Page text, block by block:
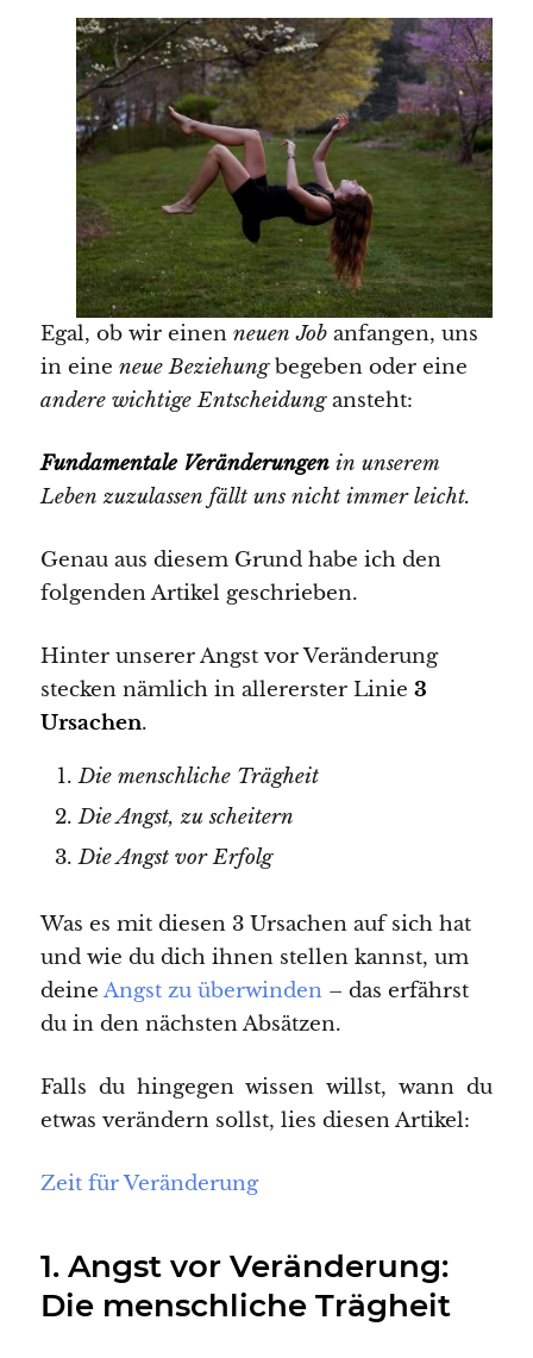
Egal, ob wir einen neuen Job anfangen, uns
in eine neue Beziehungbegeben oder eine
andere wichtige Entscheidungansteht:
Fundamentale Veränderungenin unserem
Leben zuzulassen fällt uns nicht immer leicht.
Genau aus diesem Grund habe ich den
folgenden Artikel geschrieben.
Hinter unserer Angst vor Veränderung
stecken nämlich in allererster Linie 3
Ursachen.
Die menschliche Trägheit
Die Angst, zu scheitern
Die Angst vor Erfolg
Was es mit diesen 3 Ursachen auf sich hat
und wie du dich ihnen stellen kannst, um
deine Angst zu überwinden– das erfährst
du in den nächsten Absätzen.
Falls du hingegen wissen willst, wann du
etwas verändern sollst, lies diesen Artikel:
Zeit für Veränderung
1. Angst vor Veränderung:
Die menschliche Trägheit